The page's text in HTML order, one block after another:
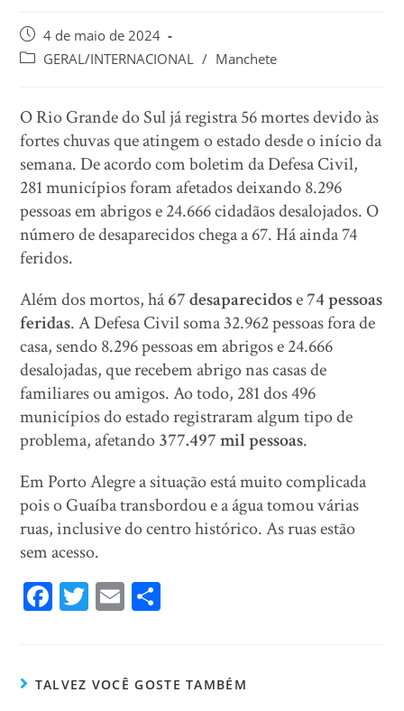
4 de maio de 2024
GERAL/INTERNACIONAL / Manchete
O Rio Grande do Sul já registra 56 mortes devido às
fortes chuvas que atingem o estado desde o início da
semana. De acordo com boletim da Defesa Civil,
281 municípios foram afetados deixando 8.296
pessoas em abrigos e 24.666 cidadãos desalojados. O
número de desaparecidos chega a 67. Há ainda 74
feridos.
Além dos mortos, há67 desaparecidose74 pessoas
feridas. A Defesa Civil soma32.962 pessoas fora de
casa, sendo 8.296 pessoas em abrigos e 24.666
desalojadas, que recebem abrigo nas casas de
familiares ou amigos. Ao todo, 281 dos 496
municípios do estado registraram algum tipo de
problema, afetando377.497 mil pessoas.
Em Porto Alegre a situação está muito complicada
pois o Guaíba transbordou e a água tomou várias
ruas, inclusive do centro histórico. As ruas estão
sem acesso.
Fa
ok
T
er
E
TALVEZ VOCÊ GOSTE TAMBÉM